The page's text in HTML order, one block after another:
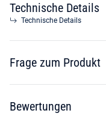
Technische Details
Technische Details
Frage zum Produkt
Bewertungen